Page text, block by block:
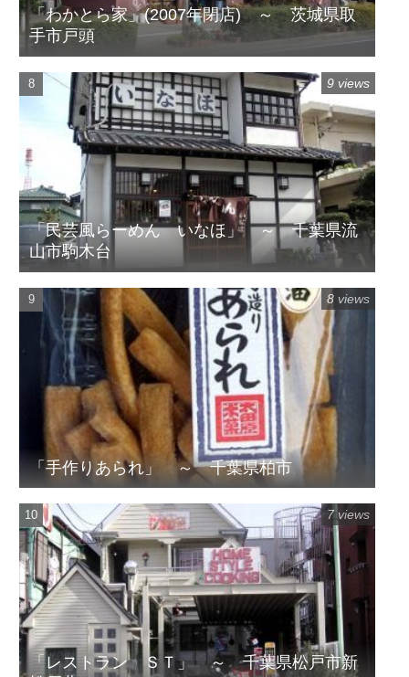
「わかとら家」(2007年閉店) ～ 茨城県取
手市戸頭
「民芸風らーめん いなほ」 ～ 千葉県流
山市駒木台
9 views
「手作りあられ」 ～ 千葉県柏市
8 views
「レストラン ＳＴ」 ～ 千葉県松戸市新
7 views